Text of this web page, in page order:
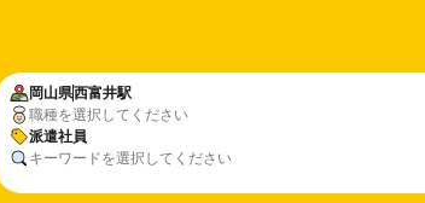
岡山県西富井駅
職種を選択してください
派遣社員
キーワードを選択してください